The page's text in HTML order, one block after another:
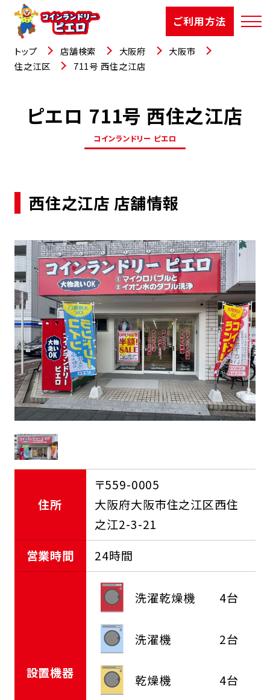
ご利用方法
店舗検索
選ばれる理由
お知らせ
お役立コラム
よくあるご質問
FCオーナー募集中
トップ 店舗検索 大阪府
大阪市
住之江区
711号 西住之江店
ピエロ 711号 西住之江店
コインランドリー ピエロ
西住之江店 店舗情報
住所
〒559-0005
大阪府大阪市住之江区西住
之江2-3-21
営業時間
24時間
設置機器
洗濯乾燥機 4台
洗濯機 2台
乾燥機
4台